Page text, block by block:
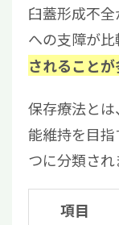
臼蓋形成不
への支障が
されることが
保存療法と
能維持を目
つに分類され
項目